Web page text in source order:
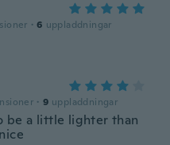
· 6 uppladdningar
· 9 uppladdningar
be a little lighter than